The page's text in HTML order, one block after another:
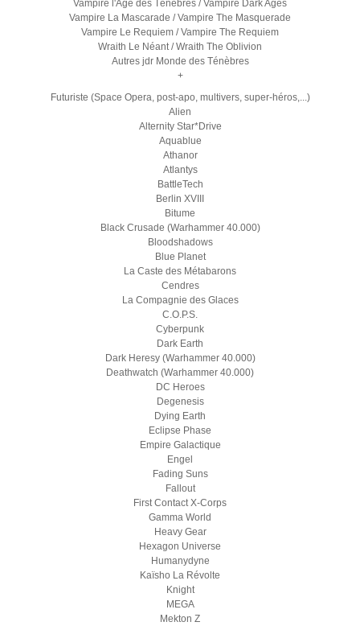
Vampire l'Age des Ténèbres / Vampire Dark Ages
Vampire La Mascarade / Vampire The Masquerade
Vampire Le Requiem / Vampire The Requiem
Wraith Le Néant / Wraith The Oblivion
Autres jdr Monde des Ténèbres
+
Futuriste (Space Opera, post-apo, multivers, super-héros,...)
Alien
Alternity Star*Drive
Aquablue
Athanor
Atlantys
BattleTech
Berlin XVIII
Bitume
Black Crusade (Warhammer 40.000)
Bloodshadows
Blue Planet
La Caste des Métabarons
Cendres
La Compagnie des Glaces
C.O.P.S.
Cyberpunk
Dark Earth
Dark Heresy (Warhammer 40.000)
Deathwatch (Warhammer 40.000)
DC Heroes
Degenesis
Dying Earth
Eclipse Phase
Empire Galactique
Engel
Fading Suns
Fallout
First Contact X-Corps
Gamma World
Heavy Gear
Hexagon Universe
Humanydyne
Kaïsho La Révolte
Knight
MEGA
Mekton Z